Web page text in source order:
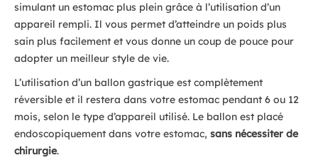
simulant un estomac plus plein grâce à l’utilisation d’un
appareil rempli. Il vous permet d’atteindre un poids plus
sain plus facilement et vous donne un coup de pouce pour
adopter un meilleur style de vie.
L’utilisation d’un ballon gastrique est complètement
réversible et il restera dans votre estomac pendant 6 ou 12
mois, selon le type d’appareil utilisé. Le ballon est placé
endoscopiquement dans votre estomac, sans nécessiter de
chirurgie.